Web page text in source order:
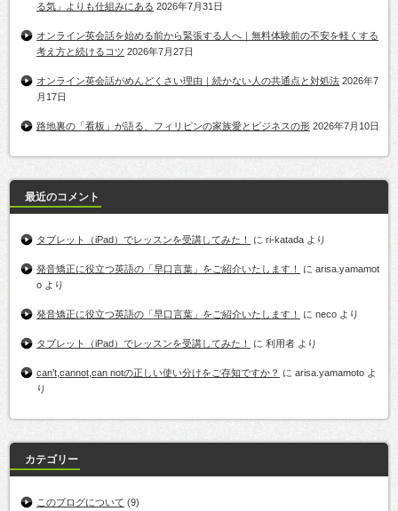
る気」よりも仕組みにある 2026年7月31日
オンライン英会話を始める前から緊張する人へ｜無料体験前の不安を軽くする
考え方と続けるコツ 2026年7月27日
オンライン英会話がめんどくさい理由｜続かない人の共通点と対処法 2026年7
月17日
路地裏の「看板」が語る、フィリピンの家族愛とビジネスの形 2026年7月10日
最近のコメント
タブレット（iPad）でレッスンを受講してみた！ に ri-katada より
発音矯正に役立つ英語の「早口言葉」をご紹介いたします！ に arisa.yamamot
o より
発音矯正に役立つ英語の「早口言葉」をご紹介いたします！ に neco より
タブレット（iPad）でレッスンを受講してみた！ に 利用者 より
can’t,cannot,can notの正しい使い分けをご存知ですか？ に arisa.yamamoto よ
り
カテゴリー
このブログについて (9)